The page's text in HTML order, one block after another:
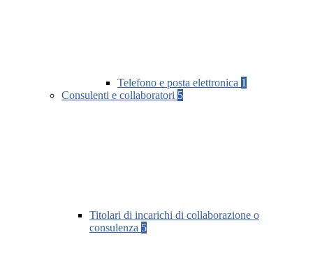
Telefono e posta elettronica 1
Consulenti e collaboratori 5
Titolari di incarichi di collaborazione o
consulenza 5